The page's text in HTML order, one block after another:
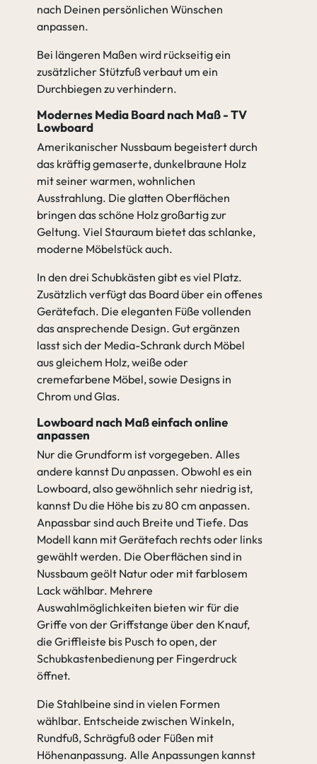
nach Deinen persönlichen Wünschen
anpassen.
Bei längeren Maßen wird rückseitig ein
zusätzlicher Stützfuß verbaut um ein
Durchbiegen zu verhindern.
Modernes Media Board nach Maß - TV
Lowboard
Amerikanischer Nussbaum begeistert durch
das kräftig gemaserte, dunkelbraune Holz
mit seiner warmen, wohnlichen
Ausstrahlung. Die glatten Oberflächen
bringen das schöne Holz großartig zur
Geltung. Viel Stauraum bietet das schlanke,
moderne Möbelstück auch.
In den drei Schubkästen gibt es viel Platz.
Zusätzlich verfügt das Board über ein offenes
Gerätefach. Die eleganten Füße vollenden
das ansprechende Design. Gut ergänzen
lasst sich der Media-Schrank durch Möbel
aus gleichem Holz, weiße oder
cremefarbene Möbel, sowie Designs in
Chrom und Glas.
Lowboard nach Maß einfach online
anpassen
Nur die Grundform ist vorgegeben. Alles
andere kannst Du anpassen. Obwohl es ein
Lowboard, also gewöhnlich sehr niedrig ist,
kannst Du die Höhe bis zu 80 cm anpassen.
Anpassbar sind auch Breite und Tiefe. Das
Modell kann mit Gerätefach rechts oder links
gewählt werden. Die Oberflächen sind in
Nussbaum geölt Natur oder mit farblosem
Lack wählbar. Mehrere
Auswahlmöglichkeiten bieten wir für die
Griffe von der Griffstange über den Knauf,
die Griffleiste bis Pusch to open, der
Schubkastenbedienung per Fingerdruck
öffnet.
Die Stahlbeine sind in vielen Formen
wählbar. Entscheide zwischen Winkeln,
Rundfuß, Schrägfuß oder Füßen mit
Höhenanpassung. Alle Anpassungen kannst